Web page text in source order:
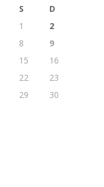
S
D
1
2
8
9
15
16
22
23
29
30